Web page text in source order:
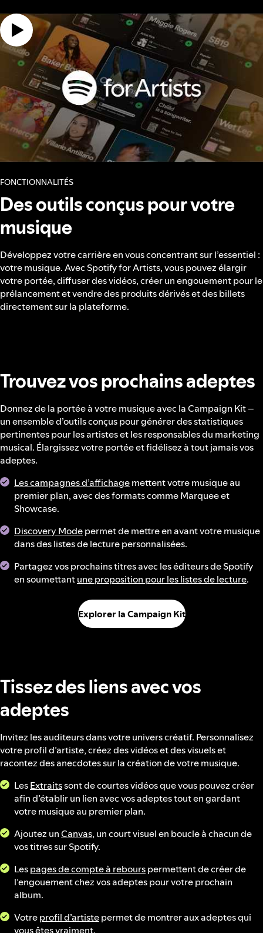
FONCTIONNALITÉS
Des outils conçus pour votre
musique
Développez votre carrière en vous concentrant sur l’essentiel :
votre musique. Avec Spotify for Artists, vous pouvez élargir
votre portée, diffuser des vidéos, créer un engouement pour le
prélancement et vendre des produits dérivés et des billets
directement sur la plateforme.
Trouvez vos prochains adeptes
Donnez de la portée à votre musique avec la Campaign Kit –
un ensemble d’outils conçus pour générer des statistiques
pertinentes pour les artistes et les responsables du marketing
musical. Élargissez votre portée et fidélisez à tout jamais vos
adeptes.
Les campagnes d’affichagemettent votre musique au
premier plan, avec des formats comme Marquee et
Showcase.
Discovery Modepermet de mettre en avant votre musique
dans des listes de lecture personnalisées.
Partagez vos prochains titres avec les éditeurs de Spotify
en soumettantune proposition pour les listes de lecture.
Explorer la Campaign Kit
Tissez des liens avec vos
adeptes
Invitez les auditeurs dans votre univers créatif. Personnalisez
votre profil d’artiste, créez des vidéos et des visuels et
racontez des anecdotes sur la création de votre musique.
LesExtraitssont de courtes vidéos que vous pouvez créer
afin d’établir un lien avec vos adeptes tout en gardant
votre musique au premier plan.
Ajoutez unCanvas, un court visuel en boucle à chacun de
vos titres sur Spotify.
Lespages de compte à rebourspermettent de créer de
l’engouement chez vos adeptes pour votre prochain
album.
Votreprofil d’artistepermet de montrer aux adeptes qui
vous êtes vraiment.